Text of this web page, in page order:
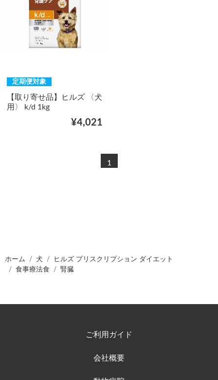
定期便対象
【取り寄せ品】ヒルズ 〈犬
用〉 k/d 1kg
¥4,021
1
ホーム 犬
ヒルズ プリスクリプション ダイエット
食事療法食
腎臓
ご利用ガイド
会社概要